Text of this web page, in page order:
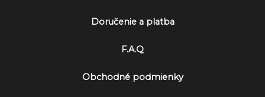
Doručenie a platba
F.A.Q
Obchodné podmienky